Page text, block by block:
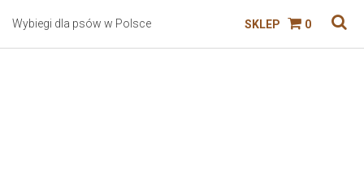
Wybiegi dla psów w Polsce SKLEP 0